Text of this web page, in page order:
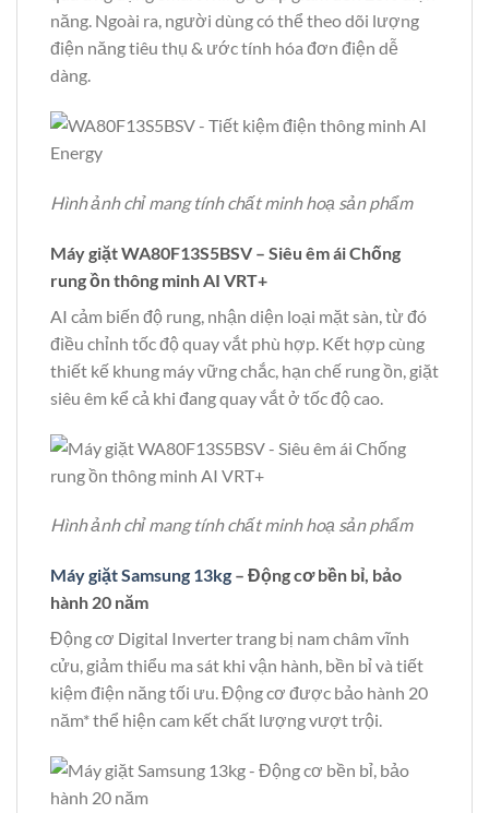
năng. Ngoài ra, người dùng có thể theo dõi lượng
điện năng tiêu thụ & ước tính hóa đơn điện dễ
dàng.
Hình ảnh chỉ mang tính chất minh hoạ sản phẩm
Máy giặt WA80F13S5BSV – Siêu êm ái Chống
rung ồn thông minh AI VRT+
AI cảm biến độ rung, nhận diện loại mặt sàn, từ đó
điều chỉnh tốc độ quay vắt phù hợp. Kết hợp cùng
thiết kế khung máy vững chắc, hạn chế rung ồn, giặt
siêu êm kể cả khi đang quay vắt ở tốc độ cao.
Hình ảnh chỉ mang tính chất minh hoạ sản phẩm
Máy giặt Samsung 13kg – Động cơ bền bỉ, bảo
hành 20 năm
Động cơ Digital Inverter trang bị nam châm vĩnh
cửu, giảm thiểu ma sát khi vận hành, bền bỉ và tiết
kiệm điện năng tối ưu. Động cơ được bảo hành 20
năm* thể hiện cam kết chất lượng vượt trội.